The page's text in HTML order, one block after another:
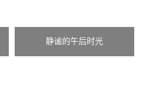
静谧的午后时光